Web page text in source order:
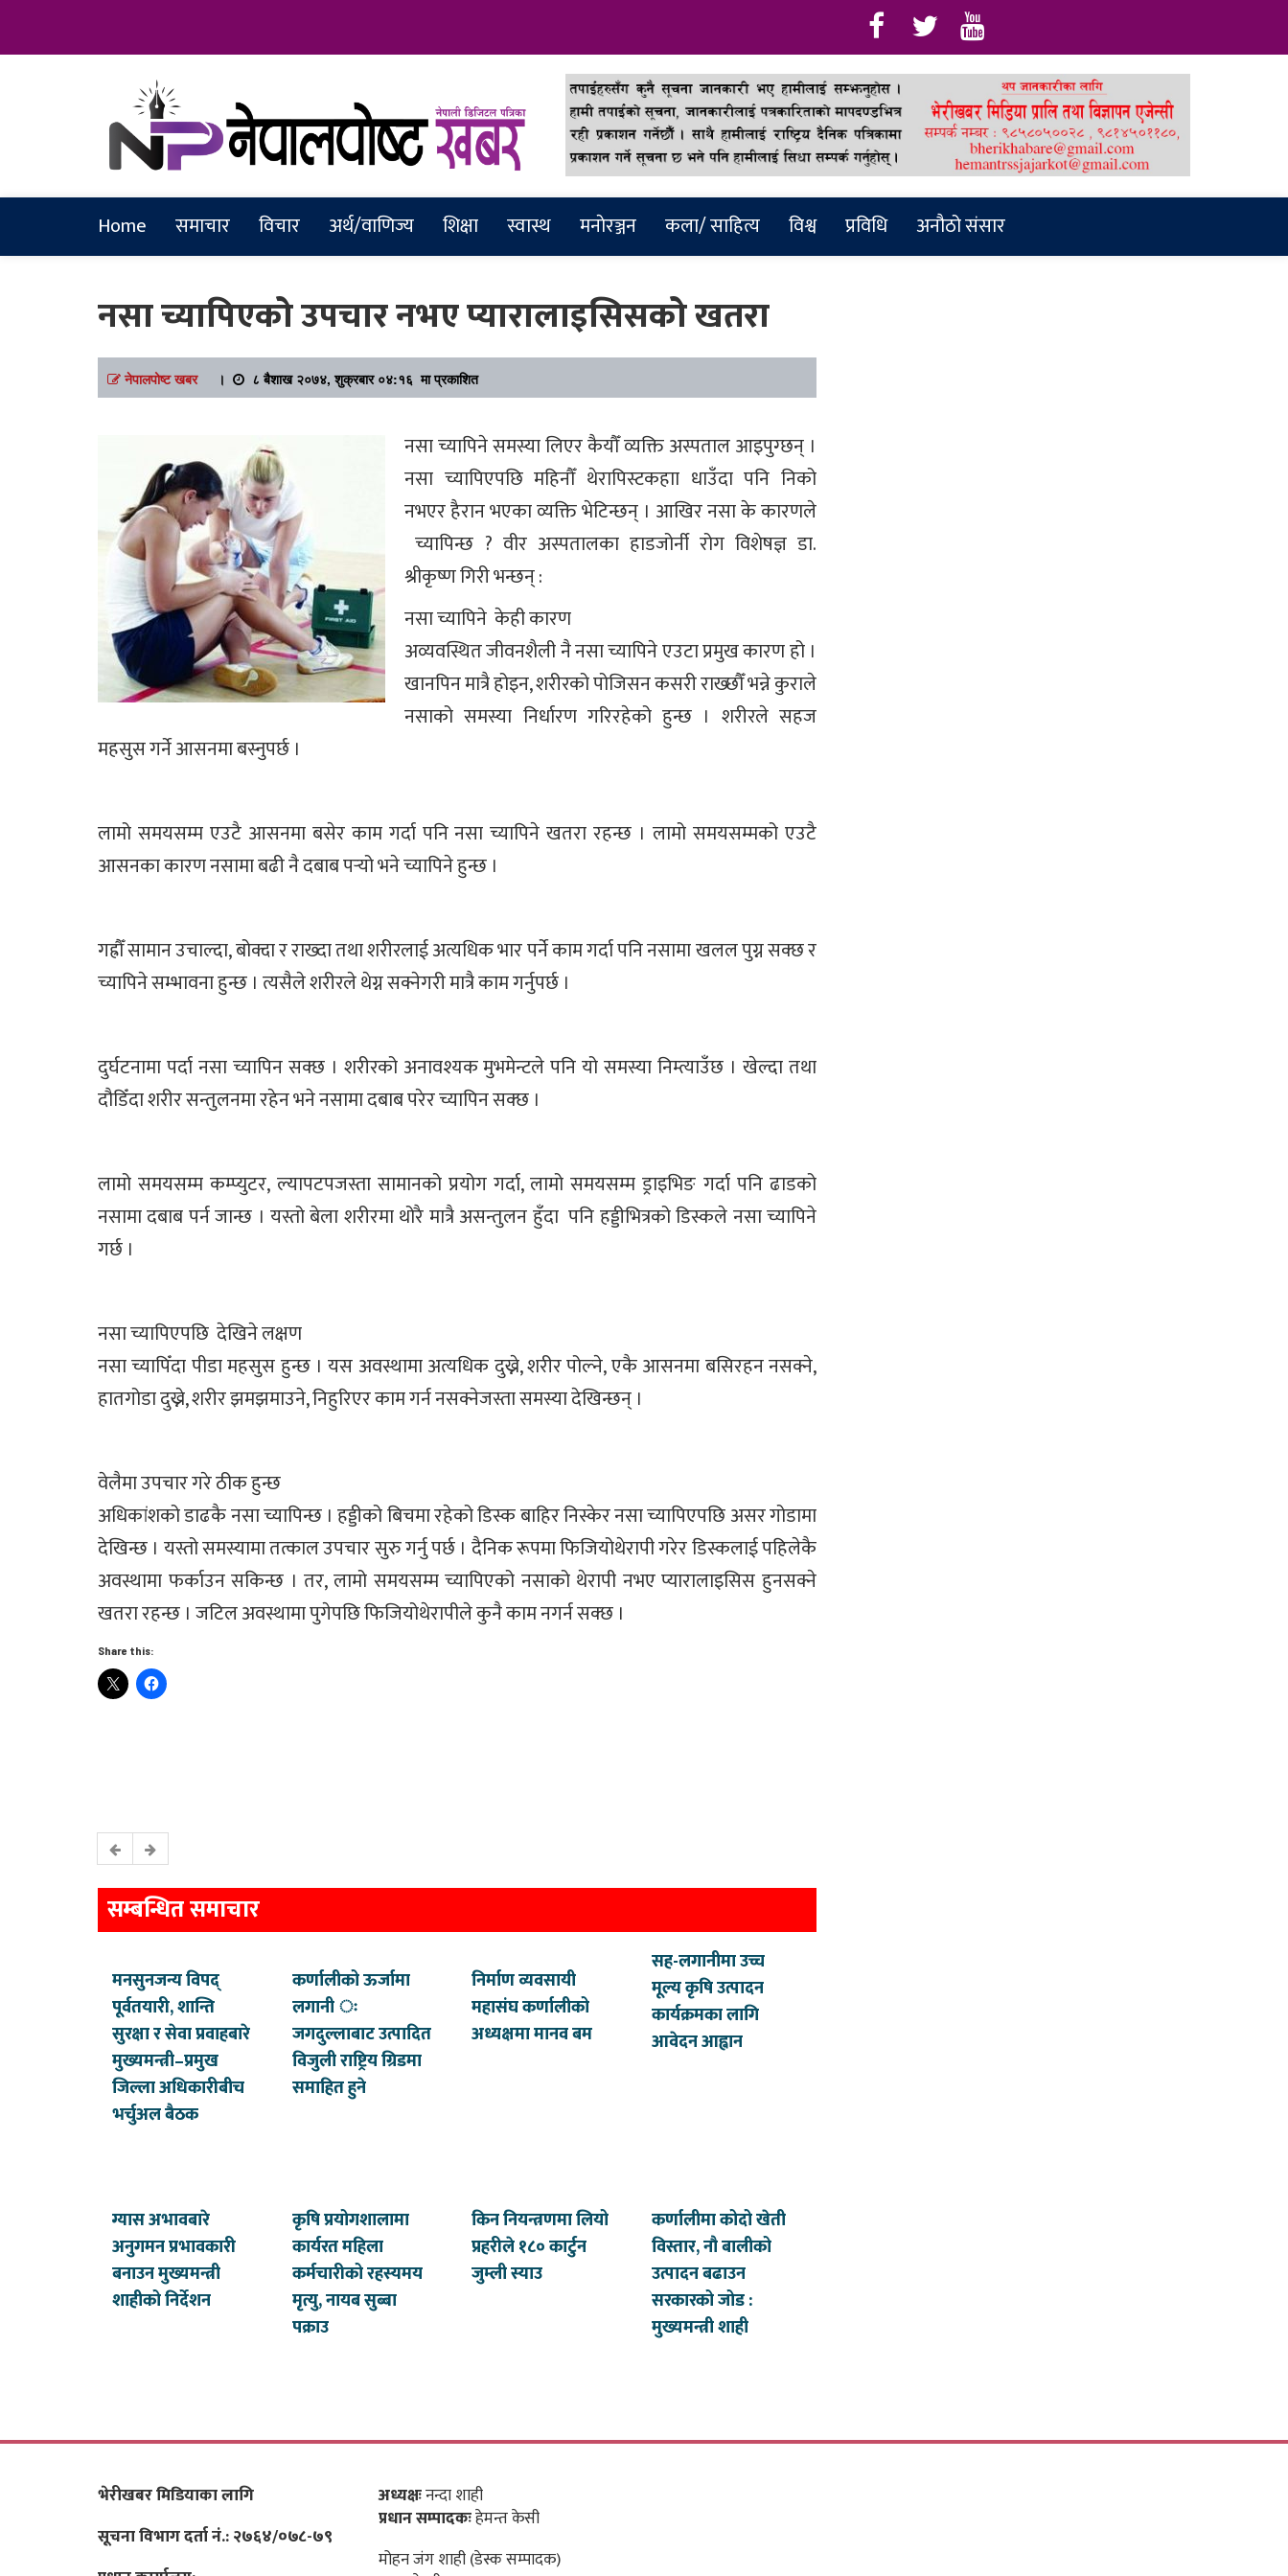
Nepalpostkhabar
Home समाचार विचार अर्थ/वाणिज्य शिक्षा स्वास्थ मनाेरञ्जन कला/ साहित्य विश्व प्रविधि अनौठो संसार
नसा च्यापिएको उपचार नभए प्यारालाइसिसको खतरा
नेपालपोष्ट खबर। ८ बैशाख २०७४, शुक्रबार ०४:१६ मा प्रकाशित
नसा च्यापिने समस्या लिएर कैयौँ व्यक्ति अस्पताल आइपुग्छन् ।
नसा च्यापिएपछि महिनौँ थेरापिस्टकहाा धाउँदा पनि निको
नभएर हैरान भएका व्यक्ति भेटिन्छन् । आखिर नसा के कारणले
च्यापिन्छ ? वीर अस्पतालका हाडजोर्नी रोग विशेषज्ञ डा.
श्रीकृष्ण गिरी भन्छन् :
नसा च्यापिने केही कारण
अव्यवस्थित जीवनशैली नै नसा च्यापिने एउटा प्रमुख कारण हो ।
खानपिन मात्रै होइन, शरीरको पोजिसन कसरी राख्छौँ भन्ने कुराले
नसाको समस्या निर्धारण गरिरहेको हुन्छ । शरीरले सहज
महसुस गर्ने आसनमा बस्नुपर्छ ।
लामो समयसम्म एउटै आसनमा बसेर काम गर्दा पनि नसा च्यापिने खतरा रहन्छ । लामो समयसम्मको एउटै
आसनका कारण नसामा बढी नै दबाब पर्‍यो भने च्यापिने हुन्छ ।
गह्रौँ सामान उचाल्दा, बोक्दा र राख्दा तथा शरीरलाई अत्यधिक भार पर्ने काम गर्दा पनि नसामा खलल पुग्न सक्छ र
च्यापिने सम्भावना हुन्छ । त्यसैले शरीरले थेग्न सक्नेगरी मात्रै काम गर्नुपर्छ ।
दुर्घटनामा पर्दा नसा च्यापिन सक्छ । शरीरको अनावश्यक मुभमेन्टले पनि यो समस्या निम्त्याउँछ । खेल्दा तथा
दौडिँदा शरीर सन्तुलनमा रहेन भने नसामा दबाब परेर च्यापिन सक्छ ।
लामो समयसम्म कम्प्युटर, ल्यापटपजस्ता सामानको प्रयोग गर्दा, लामो समयसम्म ड्राइभिङ गर्दा पनि ढाडको
नसामा दबाब पर्न जान्छ । यस्तो बेला शरीरमा थोरै मात्रै असन्तुलन हुँदा पनि हड्डीभित्रको डिस्कले नसा च्यापिने
गर्छ ।
नसा च्यापिएपछि देखिने लक्षण
नसा च्यापिँदा पीडा महसुस हुन्छ । यस अवस्थामा अत्यधिक दुख्ने, शरीर पोल्ने, एकै आसनमा बसिरहन नसक्ने,
हातगोडा दुख्ने, शरीर झमझमाउने, निहुरिएर काम गर्न नसक्नेजस्ता समस्या देखिन्छन् ।
वेलैमा उपचार गरे ठीक हुन्छ
अधिकांशको डाढकै नसा च्यापिन्छ । हड्डीको बिचमा रहेको डिस्क बाहिर निस्केर नसा च्यापिएपछि असर गोडामा
देखिन्छ । यस्तो समस्यामा तत्काल उपचार सुरु गर्नु पर्छ । दैनिक रूपमा फिजियोथेरापी गरेर डिस्कलाई पहिलेकै
अवस्थामा फर्काउन सकिन्छ । तर, लामो समयसम्म च्यापिएको नसाको थेरापी नभए प्यारालाइसिस हुनसक्ने
खतरा रहन्छ । जटिल अवस्थामा पुगेपछि फिजियोथेरापीले कुनै काम नगर्न सक्छ ।
Share this:
सम्बन्धित समाचार
मनसुनजन्य विपद्
पूर्वतयारी, शान्ति
सुरक्षा र सेवा प्रवाहबारे
मुख्यमन्त्री–प्रमुख
जिल्ला अधिकारीबीच
भर्चुअल बैठक
कर्णालीको ऊर्जामा
लगानी ः
जगदुल्लाबाट उत्पादित
विजुली राष्ट्रिय ग्रिडमा
समाहित हुने
निर्माण व्यवसायी
महासंघ कर्णालीको
अध्यक्षमा मानव बम
सह-लगानीमा उच्च
मूल्य कृषि उत्पादन
कार्यक्रमका लागि
आवेदन आह्वान
ग्यास अभावबारे
अनुगमन प्रभावकारी
बनाउन मुख्यमन्त्री
शाहीको निर्देशन
कृषि प्रयोगशालामा
कार्यरत महिला
कर्मचारीको रहस्यमय
मृत्यु, नायब सुब्बा
पक्राउ
किन नियन्त्रणमा लियो
प्रहरीले १८० कार्टुन
जुम्ली स्याउ
कर्णालीमा कोदो खेती
विस्तार, नौ बालीको
उत्पादन बढाउन
सरकारको जोड :
मुख्यमन्त्री शाही
भेरीखबर मिडियाका लागि
सूचना विभाग दर्ता नं.: २७६४/०७८-७९
अध्यक्षःनन्दा शाही
प्रधान सम्पादकःहेमन्त केसी
मोहन जंग शाही (डेस्क सम्पादक)